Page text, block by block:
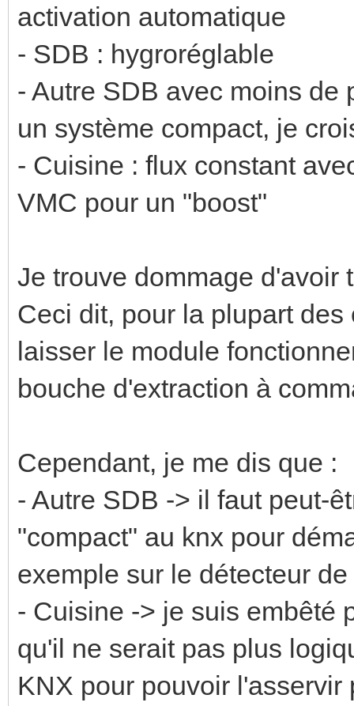
activation automatique
- SDB : hygroréglable
- Autre SDB avec moins de
un système compact, je
- Cuisine : flux constant
VMC pour un "boost"
Je trouve dommage d'avoir
Ceci dit, pour la plupart
laisser le module
bouche d'extraction à
Cependant, je me dis que :
- Autre SDB -> il faut peut-
"compact" au knx pour
exemple sur le détecteur
- Cuisine -> je suis embêté
qu'il ne serait pas plus
KNX pour pouvoir